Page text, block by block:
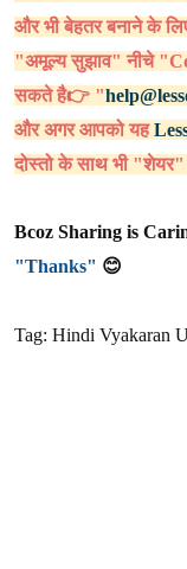
और भी बेहतर बनाने के
"अमूल्य सुझाव" नीचे
सकते है👉 "
और अगर आपको यह
दोस्तो के साथ भी
Bcoz Sharing is
"Thanks" 😊
Tag: Hindi Vyakaran